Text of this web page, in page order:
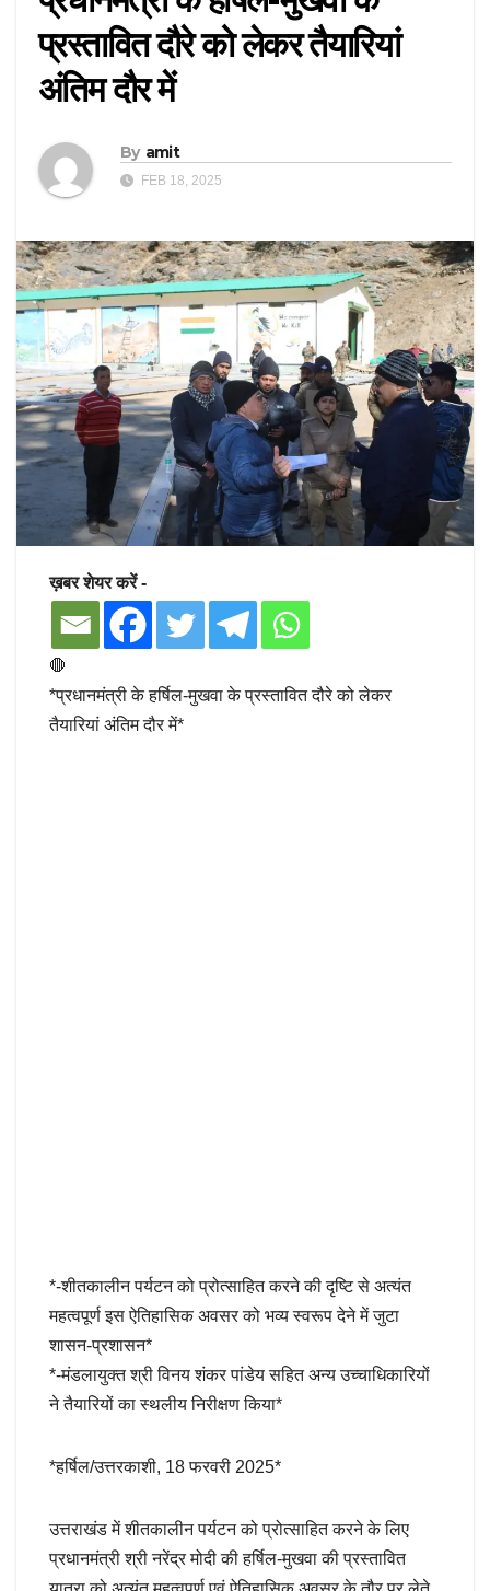
प्रस्तावित दौरे को लेकर तैयारियां
अंतिम दौर में
By amit
FEB 18, 2025
ख़बर शेयर करें -
🛑
*प्रधानमंत्री के हर्षिल-मुखवा के प्रस्तावित दौरे को लेकर
तैयारियां अंतिम दौर में*
*-शीतकालीन पर्यटन को प्रोत्साहित करने की दृष्टि से अत्यंत
महत्वपूर्ण इस ऐतिहासिक अवसर को भव्य स्वरूप देने में जुटा
शासन-प्रशासन*
*-मंडलायुक्त श्री विनय शंकर पांडेय सहित अन्य उच्चाधिकारियों
ने तैयारियों का स्थलीय निरीक्षण किया*
*हर्षिल/उत्तरकाशी, 18 फरवरी 2025*
उत्तराखंड में शीतकालीन पर्यटन को प्रोत्साहित करने के लिए
प्रधानमंत्री श्री नरेंद्र मोदी की हर्षिल-मुखवा की प्रस्तावित